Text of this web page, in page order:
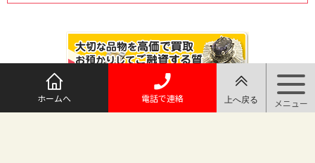
ホームへ 電話で連絡